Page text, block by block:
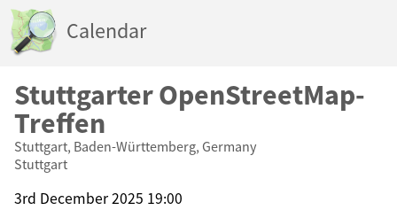
Calendar
Stuttgarter OpenStreetMap-
Treffen
Stuttgart, Baden-Württemberg, Germany
Stuttgart
3rd December 2025 19:00